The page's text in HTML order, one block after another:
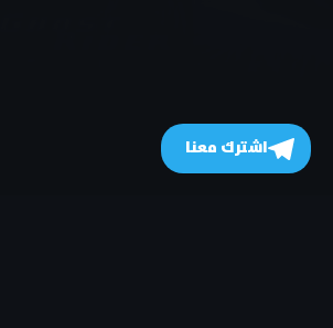
اشترك معنا